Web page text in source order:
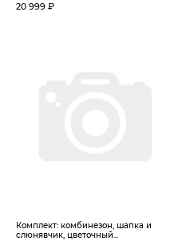
20 999 ₽
Комплект: комбинезон, шапка и
слюнявчик, цветочный...